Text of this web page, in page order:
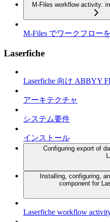
M-Files workflow activity:
M-Files でワークフロー
Laserfiche
Laserfiche 向け ABBYY
アーキテクチャ
システム要件
インストール
Configuring export of
Installing, configuring,
component for
Laserfiche workflow